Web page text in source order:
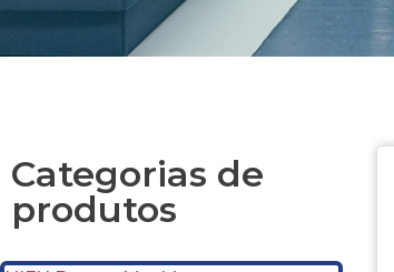
Categorias de
produtos